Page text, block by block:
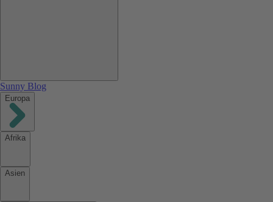
Sunny Blog
Europa
Afrika
Asien